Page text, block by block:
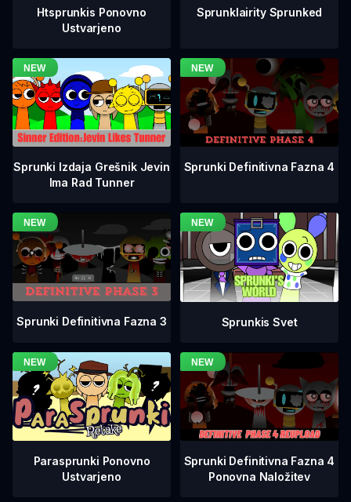
Htsprunkis Ponovno
Ustvarjeno
Sprunklairity Sprunked
Sprunki Izdaja Grešnik Jevin
Ima Rad Tunner
Sprunki Definitivna Fazna 4
Sprunki Definitivna Fazna 3 Sprunkis Svet
Parasprunki Ponovno
Ustvarjeno
Sprunki Definitivna Fazna 4
Ponovna Naložitev